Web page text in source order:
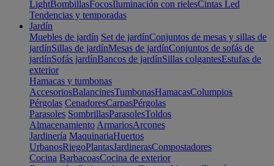
LightBombillasFocosIluminación con rielesCintas Led
Tendencias y temporadas
Jardín
Muebles de jardín Set de jardínConjuntos de mesas y sillas de
jardínSillas de jardínMesas de jardínConjuntos de sofás de
jardínSofás jardínBancos de jardínSillas colgantesEstufas de
exterior
Hamacas y tumbonas
AccesoriosBalancinesTumbonasHamacasColumpios
Pérgolas CenadoresCarpasPérgolas
Parasoles SombrillasParasolesToldos
Almacenamiento ArmariosArcones
Jardinería MaquinariaHuertos
UrbanosRiegoPlantasJardinerasCompostadores
Cocina BarbacoasCocina de exterior